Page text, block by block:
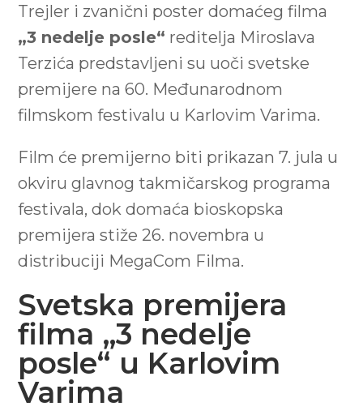
Trejler i zvanični poster domaćeg filma
„3 nedelje posle“ reditelja Miroslava
Terzića predstavljeni su uoči svetske
premijere na 60. Međunarodnom
filmskom festivalu u Karlovim Varima.
Film će premijerno biti prikazan 7. jula u
okviru glavnog takmičarskog programa
festivala, dok domaća bioskopska
premijera stiže 26. novembra u
distribuciji MegaCom Filma.
Svetska premijera
filma „3 nedelje
posle“ u Karlovim
Varima